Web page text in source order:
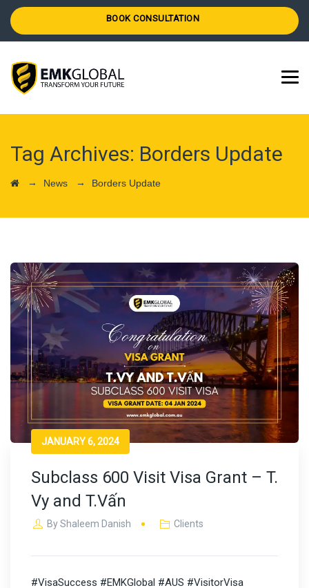
BOOK CONSULTATION
Tag Archives: Borders Update
→ News → Borders Update
JANUARY 6, 2024
Subclass 600 Visit Visa Grant – T.
Vy and T.Vấn
ByShaleem Danish Clients
#VisaSuccess #EMKGlobal #AUS #VisitorVisa